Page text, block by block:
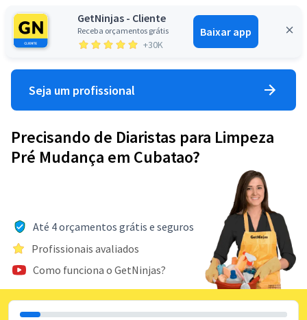
GetNinjas - Cliente
Receba orçamentos grátis
+30K
Baixar app
Entrar
Seja um profissional
Precisando de Diaristas para Limpeza
Pré Mudança em Cubatao?
Até 4 orçamentos grátis e seguros
Profissionais avaliados
Como funciona o GetNinjas?